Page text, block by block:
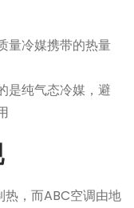
量冷媒携带的热量
是纯气态冷媒，避
热，而ABC空调由地